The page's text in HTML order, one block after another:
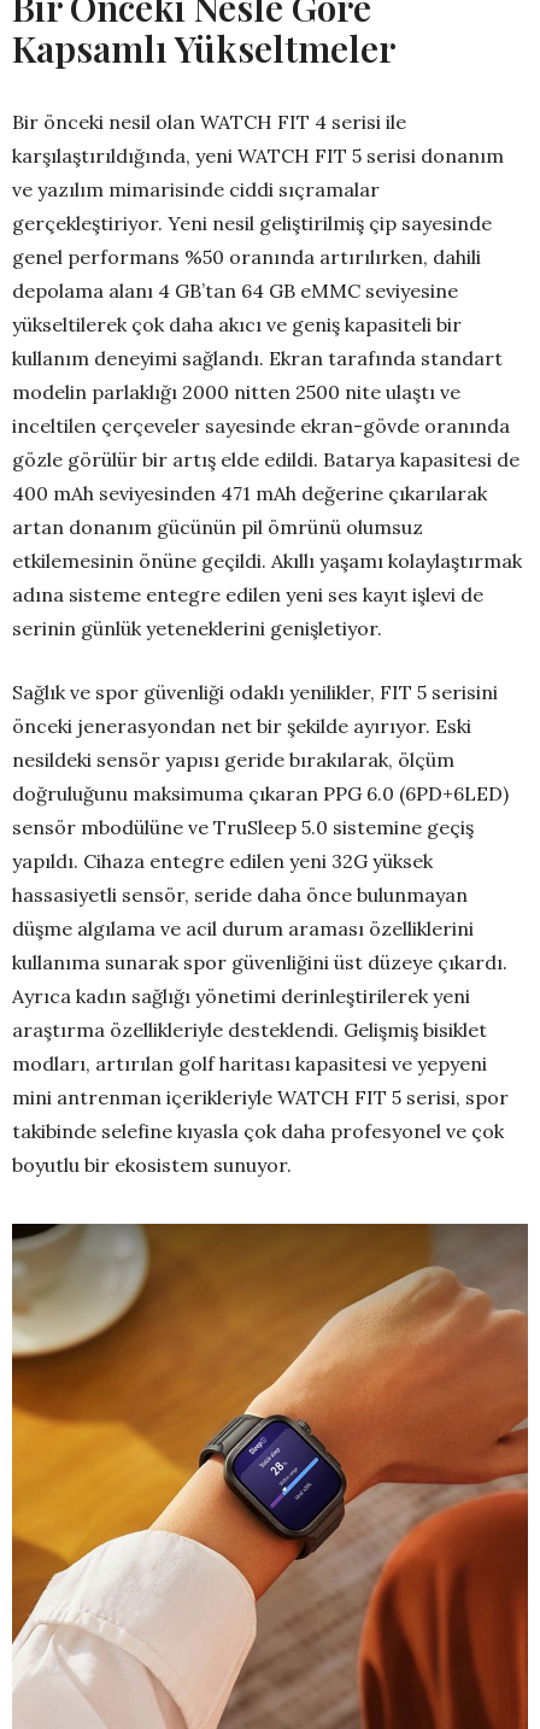
Kapsamlı Yükseltmeler
Bir önceki nesil olan WATCH FIT 4 serisi ile
karşılaştırıldığında, yeni WATCH FIT 5 serisi donanım
ve yazılım mimarisinde ciddi sıçramalar
gerçekleştiriyor. Yeni nesil geliştirilmiş çip sayesinde
genel performans %50 oranında artırılırken, dahili
depolama alanı 4 GB’tan 64 GB eMMC seviyesine
yükseltilerek çok daha akıcı ve geniş kapasiteli bir
kullanım deneyimi sağlandı. Ekran tarafında standart
modelin parlaklığı 2000 nitten 2500 nite ulaştı ve
inceltilen çerçeveler sayesinde ekran-gövde oranında
gözle görülür bir artış elde edildi. Batarya kapasitesi de
400 mAh seviyesinden 471 mAh değerine çıkarılarak
artan donanım gücünün pil ömrünü olumsuz
etkilemesinin önüne geçildi. Akıllı yaşamı kolaylaştırmak
adına sisteme entegre edilen yeni ses kayıt işlevi de
serinin günlük yeteneklerini genişletiyor.
Sağlık ve spor güvenliği odaklı yenilikler, FIT 5 serisini
önceki jenerasyondan net bir şekilde ayırıyor. Eski
nesildeki sensör yapısı geride bırakılarak, ölçüm
doğruluğunu maksimuma çıkaran PPG 6.0 (6PD+6LED)
sensör mbodülüne ve TruSleep 5.0 sistemine geçiş
yapıldı. Cihaza entegre edilen yeni 32G yüksek
hassasiyetli sensör, seride daha önce bulunmayan
düşme algılama ve acil durum araması özelliklerini
kullanıma sunarak spor güvenliğini üst düzeye çıkardı.
Ayrıca kadın sağlığı yönetimi derinleştirilerek yeni
araştırma özellikleriyle desteklendi. Gelişmiş bisiklet
modları, artırılan golf haritası kapasitesi ve yepyeni
mini antrenman içerikleriyle WATCH FIT 5 serisi, spor
takibinde selefine kıyasla çok daha profesyonel ve çok
boyutlu bir ekosistem sunuyor.